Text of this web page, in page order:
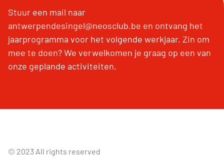
Stuur een mail naar
antwerpendesingel@neosclub.be en ontvang het
jaarprogramma voor het volgende werkjaar. Zin om
mee te doen? We verwelkomen je graag op een van
onze geplande activiteiten.
© 2023 All rights reserved